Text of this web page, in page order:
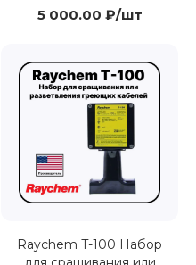
5 000.00 ₽/шт
Raychem T-100 Набор